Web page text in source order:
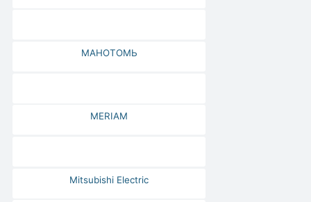
МАНОТОМЬ
MERIAM
Mitsubishi Electric